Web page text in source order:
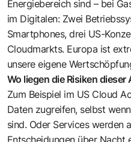
Energiebereich sind – bei
im Digitalen: Zwei
Smartphones, drei US-
Cloudmarkts. Europa ist
unsere eigene
Wo liegen die Risiken
Zum Beispiel im US Cloud
Daten zugreifen, selbst
sind. Oder Services werden
Entscheidungen über Nacht